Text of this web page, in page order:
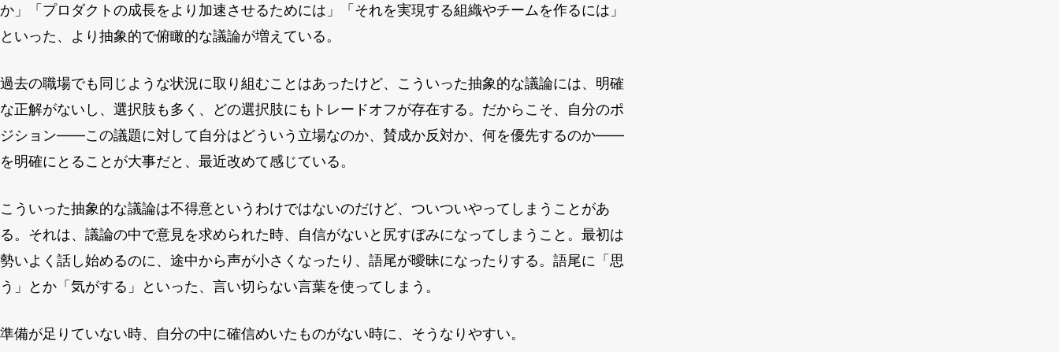
か」「プロダクトの成長をより加速させるためには」「それを実現する組織やチームを作るには」
といった、より抽象的で俯瞰的な議論が増えている。
過去の職場でも同じような状況に取り組むことはあったけど、こういった抽象的な議論には、明確
な正解がないし、選択肢も多く、どの選択肢にもトレードオフが存在する。だからこそ、自分のポ
ジション——この議題に対して自分はどういう立場なのか、賛成か反対か、何を優先するのか——
を明確にとることが大事だと、最近改めて感じている。
こういった抽象的な議論は不得意というわけではないのだけど、ついついやってしまうことがあ
る。それは、議論の中で意見を求められた時、自信がないと尻すぼみになってしまうこと。最初は
勢いよく話し始めるのに、途中から声が小さくなったり、語尾が曖昧になったりする。語尾に「思
う」とか「気がする」といった、言い切らない言葉を使ってしまう。
準備が足りていない時、自分の中に確信めいたものがない時に、そうなりやすい。